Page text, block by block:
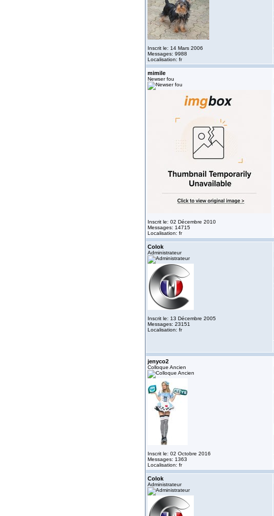
Inscrit le: 14 Mars 2006
Messages: 9988
Localisation: fr
mimile
Newser fou
Inscrit le: 02 Décembre 2010
Messages: 14715
Localisation: fr
Colok
Administrateur
Inscrit le: 13 Décembre 2005
Messages: 23151
Localisation: fr
jenyco2
Colloque Ancien
Inscrit le: 02 Octobre 2016
Messages: 1363
Localisation: fr
Colok
Administrateur